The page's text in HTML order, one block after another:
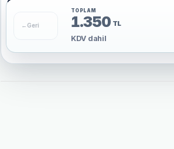
← Geri
TOPLAM
1.350 TL
KDV dahil